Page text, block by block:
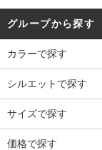
グループから探す
カラーで探す
シルエットで探す
サイズで探す
価格で探す